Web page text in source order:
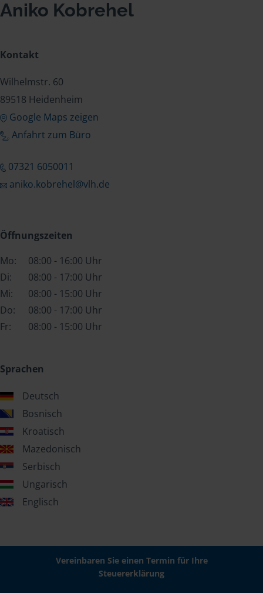
Aniko Kobrehel
Kontakt
Wilhelmstr. 60
89518 Heidenheim
Google Maps zeigen
Anfahrt zum Büro
07321 6050011
aniko.kobrehel@vlh.de
Öffnungszeiten
Mo:
08:00 - 16:00 Uhr
Di:
08:00 - 17:00 Uhr
Mi:
08:00 - 15:00 Uhr
Do:
08:00 - 17:00 Uhr
Fr:
08:00 - 15:00 Uhr
Sprachen
Deutsch
Bosnisch
Kroatisch
Mazedonisch
Serbisch
Ungarisch
Englisch
Vereinbaren Sie einen Termin für Ihre
Steuererklärung